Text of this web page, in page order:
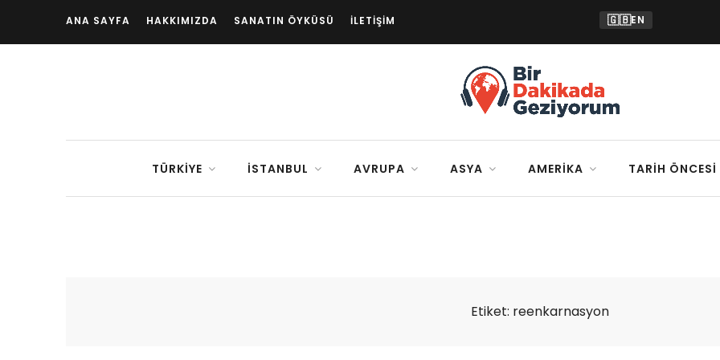
ANA SAYFA HAKKIMIZDA SANATIN ÖYKÜSÜ İLETIŞIM 🇬🇧EN
TÜRKIYE İSTANBUL AVRUPA ASYA AMERIKA TARIH ÖNCESI
Etiket: reenkarnasyon